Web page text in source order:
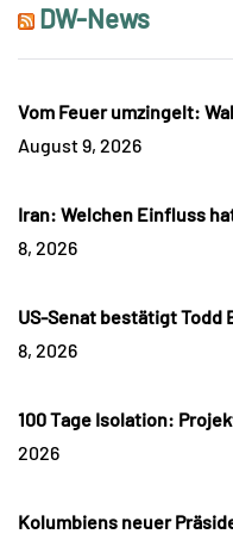
DW-News
Vom Feuer umzingelt:
August 9, 2026
Iran: Welchen Einfluss
8, 2026
US-Senat bestätigt
8, 2026
100 Tage Isolation:
2026
Kolumbiens neuer